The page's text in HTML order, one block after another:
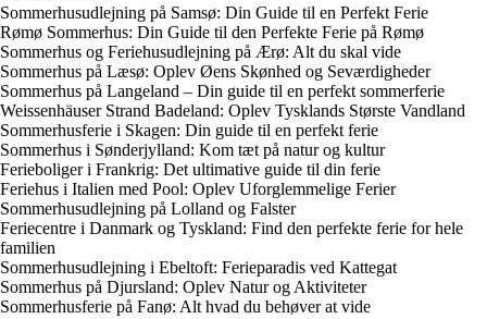
Sommerhusudlejning på Samsø: Din Guide til en Perfekt Ferie
Rømø Sommerhus: Din Guide til den Perfekte Ferie på Rømø
Sommerhus og Feriehusudlejning på Ærø: Alt du skal vide
Sommerhus på Læsø: Oplev Øens Skønhed og Seværdigheder
Sommerhus på Langeland – Din guide til en perfekt sommerferie
Weissenhäuser Strand Badeland: Oplev Tysklands Største Vandland
Sommerhusferie i Skagen: Din guide til en perfekt ferie
Sommerhus i Sønderjylland: Kom tæt på natur og kultur
Ferieboliger i Frankrig: Det ultimative guide til din ferie
Feriehus i Italien med Pool: Oplev Uforglemmelige Ferier
Sommerhusudlejning på Lolland og Falster
Feriecentre i Danmark og Tyskland: Find den perfekte ferie for hele
familien
Sommerhusudlejning i Ebeltoft: Ferieparadis ved Kattegat
Sommerhus på Djursland: Oplev Natur og Aktiviteter
Sommerhusferie på Fanø: Alt hvad du behøver at vide